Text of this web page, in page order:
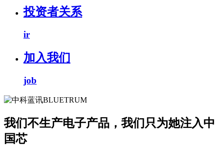
投资者关系
ir
加入我们
job
我们不生产电子产品，我们只为她注入中
国芯